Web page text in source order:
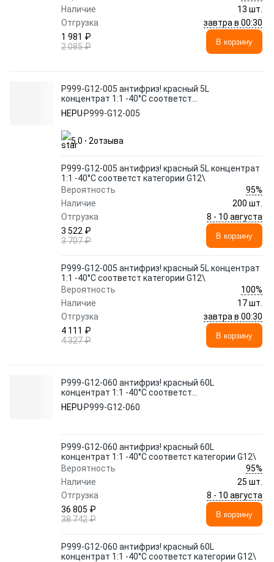
Наличие
13 шт.
Отгрузка
завтра в 00:30
1 981 ₽
2 085 ₽
В корзину
P999-G12-005 антифриз! красный 5L
концентрат 1:1 -40°C соответст
категории G12\
HEPU P999-G12-005
5.0 2отзыва
P999-G12-005 антифриз! красный 5L концентрат
1:1 -40°C соответст категории G12\
Вероятность
95%
Наличие
200 шт.
Отгрузка
8 - 10 августа
3 522 ₽
3 707 ₽
В корзину
P999-G12-005 антифриз! красный 5L концентрат
1:1 -40°C соответст категории G12\
Вероятность
100%
Наличие
17 шт.
Отгрузка
завтра в 00:30
4 111 ₽
4 327 ₽
В корзину
P999-G12-060 антифриз! красный 60L
концентрат 1:1 -40°C соответст
категории G12\
HEPU P999-G12-060
P999-G12-060 антифриз! красный 60L
концентрат 1:1 -40°C соответст категории G12\
Вероятность
95%
Наличие
25 шт.
Отгрузка
8 - 10 августа
36 805 ₽
38 742 ₽
В корзину
P999-G12-060 антифриз! красный 60L
концентрат 1:1 -40°C соответст категории G12\